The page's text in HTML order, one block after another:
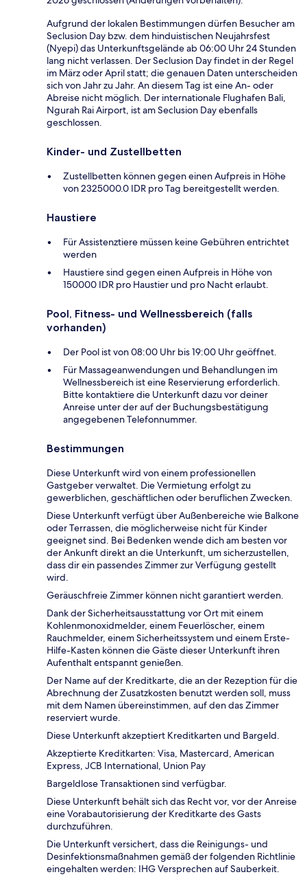
Aufgrund der lokalen Bestimmungen dürfen Besucher am
Seclusion Day bzw. dem hinduistischen Neujahrsfest
(Nyepi) das Unterkunftsgelände ab 06:00 Uhr 24 Stunden
lang nicht verlassen. Der Seclusion Day findet in der Regel
im März oder April statt; die genauen Daten unterscheiden
sich von Jahr zu Jahr. An diesem Tag ist eine An- oder
Abreise nicht möglich. Der internationale Flughafen Bali,
Ngurah Rai Airport, ist am Seclusion Day ebenfalls
geschlossen.
Kinder- und Zustellbetten
Zustellbetten können gegen einen Aufpreis in Höhe
von 2325000.0 IDR pro Tag bereitgestellt werden.
Haustiere
Für Assistenztiere müssen keine Gebühren entrichtet
werden
Haustiere sind gegen einen Aufpreis in Höhe von
150000 IDR pro Haustier und pro Nacht erlaubt.
Pool, Fitness- und Wellnessbereich (falls
vorhanden)
Der Pool ist von 08:00 Uhr bis 19:00 Uhr geöffnet.
Für Massageanwendungen und Behandlungen im
Wellnessbereich ist eine Reservierung erforderlich.
Bitte kontaktiere die Unterkunft dazu vor deiner
Anreise unter der auf der Buchungsbestätigung
angegebenen Telefonnummer.
Bestimmungen
Diese Unterkunft wird von einem professionellen
Gastgeber verwaltet. Die Vermietung erfolgt zu
gewerblichen, geschäftlichen oder beruflichen Zwecken.
Diese Unterkunft verfügt über Außenbereiche wie Balkone
oder Terrassen, die möglicherweise nicht für Kinder
geeignet sind. Bei Bedenken wende dich am besten vor
der Ankunft direkt an die Unterkunft, um sicherzustellen,
dass dir ein passendes Zimmer zur Verfügung gestellt
wird.
Geräuschfreie Zimmer können nicht garantiert werden.
Dank der Sicherheitsausstattung vor Ort mit einem
Kohlenmonoxidmelder, einem Feuerlöscher, einem
Rauchmelder, einem Sicherheitssystem und einem Erste-
Hilfe-Kasten können die Gäste dieser Unterkunft ihren
Aufenthalt entspannt genießen.
Der Name auf der Kreditkarte, die an der Rezeption für die
Abrechnung der Zusatzkosten benutzt werden soll, muss
mit dem Namen übereinstimmen, auf den das Zimmer
reserviert wurde.
Diese Unterkunft akzeptiert Kreditkarten und Bargeld.
Akzeptierte Kreditkarten: Visa, Mastercard, American
Express, JCB International, Union Pay
Bargeldlose Transaktionen sind verfügbar.
Diese Unterkunft behält sich das Recht vor, vor der Anreise
eine Vorabautorisierung der Kreditkarte des Gasts
durchzuführen.
Die Unterkunft versichert, dass die Reinigungs- und
Desinfektionsmaßnahmen gemäß der folgenden Richtlinie
eingehalten werden: IHG Versprechen auf Sauberkeit.